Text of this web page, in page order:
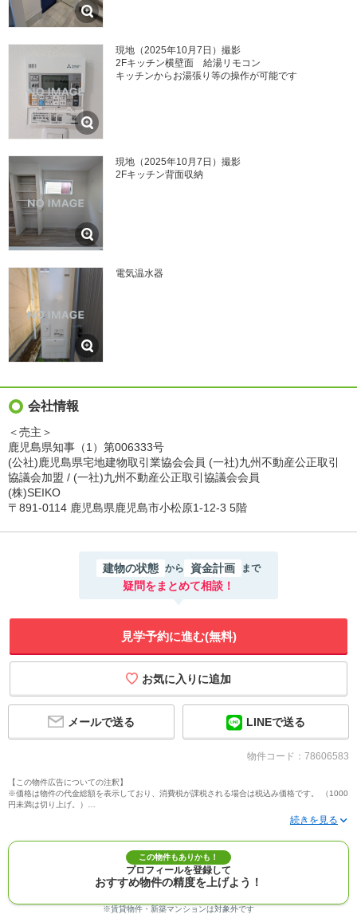
現地（2025年10月7日）撮影
2Fキッチン横壁面 給湯リモコン
キッチンからお湯張り等の操作が可能です
現地（2025年10月7日）撮影
2Fキッチン背面収納
電気温水器
会社情報
＜売主＞
鹿児島県知事（1）第006333号
(公社)鹿児島県宅地建物取引業協会会員 (一社)九州不動産公正取引
協議会加盟 / (一社)九州不動産公正取引協議会会員
(株)SEIKO
〒891-0114 鹿児島県鹿児島市小松原1-12-3 5階
建物の状態 から 資金計画 まで
疑問をまとめて相談！
見学予約に進む(無料)
メールで送る LINEで送る
物件コード：78606583
【この物件広告についての注釈】
※価格は物件の代金総額を表示しており、消費税が課税される場合は税込み価格です。 （1000
円未満は切り上げ。）
※写真に写っている、またはパース（絵）や間取り図に描かれている家具や車などは、特にコ
※建築条件付き土地価格には、建物価格は含まれません。
※物件情報は、原則として情報提供日の２日前に最終確認した情報です。
※完成予想図はいずれも外構、植栽、外観等実際のものとは多少異なることがあります。
※モデルルーム・モデルハウス・展示場・ショールームの画像の場合、今回販売の物件と異な
※ＣＧ合成の画像の場合、実際とは多少異なる場合があります。
※物件特徴：販売戸数が複数の物件は、全ての住戸に該当しない項目もあります。
この物件もありかも！
プロフィールを登録して
おすすめ物件の精度を上げよう！
※賃貸物件・新築マンションは対象外です